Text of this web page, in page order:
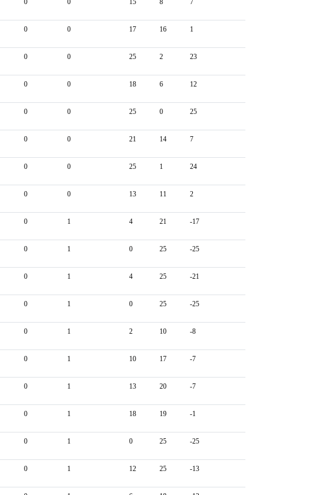
0 0 15 8 7
0 0 17 16 1
0 0 25 2 23
0 0 18 6 12
0 0 25 0 25
0 0 21 14 7
0 0 25 1 24
0 0 13 11 2
0 1 4 21 -17
0 1 0 25 -25
0 1 4 25 -21
0 1 0 25 -25
0 1 2 10 -8
0 1 10 17 -7
0 1 13 20 -7
0 1 18 19 -1
0 1 0 25 -25
0 1 12 25 -13